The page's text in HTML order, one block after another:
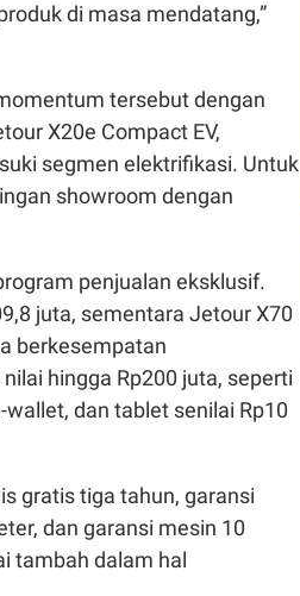
di masa mendatang,”
tersebut dengan
X20e Compact EV,
segmen elektrifikasi. Untuk
showroom dengan
penjualan eksklusif.
juta, sementara Jetour X70
berkesempatan
hingga Rp200 juta, seperti
dan tablet senilai Rp10
gratis tiga tahun, garansi
dan garansi mesin 10
tambah dalam hal